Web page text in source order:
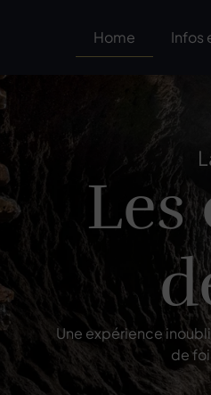
Home Infos
Les
Une expérience
de